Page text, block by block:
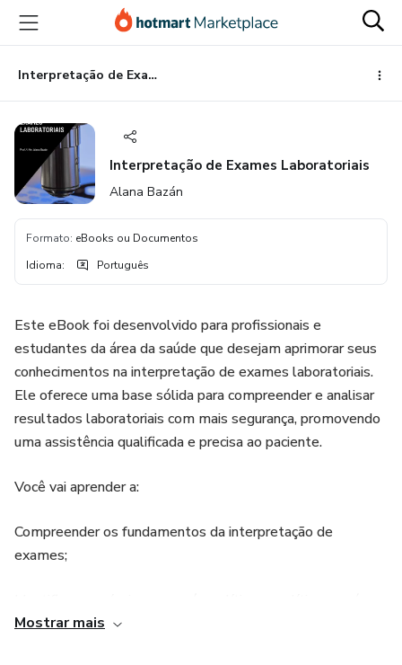
para
conteúdo
principal
para
pagamento
para
rodapé
Interpretação de Exames Laboratoriais
Interpretação de Exames Laboratoriais
Alana Bazán
Formato: eBooks ou Documentos
Idioma: Português
Este eBook foi desenvolvido para profissionais e
estudantes da área da saúde que desejam aprimorar seus
conhecimentos na interpretação de exames laboratoriais.
Ele oferece uma base sólida para compreender e analisar
resultados laboratoriais com mais segurança, promovendo
uma assistência qualificada e precisa ao paciente.
Você vai aprender a:
Compreender os fundamentos da interpretação de
exames;
analíticos;
Mostrar mais